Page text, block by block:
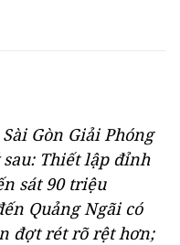
Gòn Giải Phóng
Thiết lập đỉnh
sát 90 triệu
Quảng Ngãi có
đợt rét rõ rệt hơn;